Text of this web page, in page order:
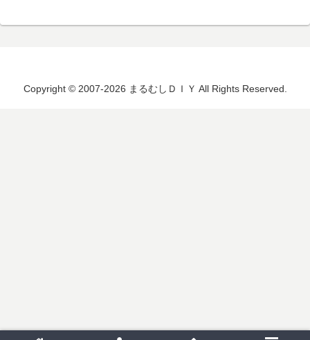
Copyright © 2007-2026 まるむしＤＩＹ All Rights Reserved.